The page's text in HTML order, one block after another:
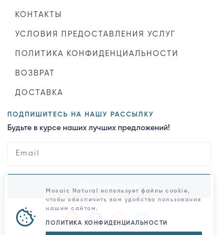
КОНТАКТЫ
УСЛОВИЯ ПРЕДОСТАВЛЕНИЯ УСЛУГ
ПОЛИТИКА КОНФИДЕНЦИАЛЬНОСТИ
ВОЗВРАТ
ДОСТАВКА
ПОДПИШИТЕСЬ НА НАШУ РАССЫЛКУ
Будьте в курсе наших лучших предложений!
Mosaic Natural использует файлы cookie,
чтобы обеспечить вам удобство пользования
нашим сайтом.
ПОЛИТИКА КОНФИДЕНЦИАЛЬНОСТИ